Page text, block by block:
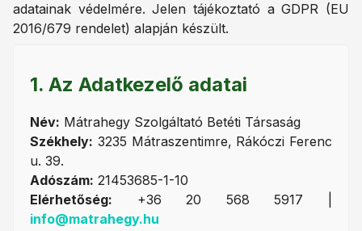
adatainak védelmére. Jelen tájékoztató a GDPR (EU
2016/679 rendelet) alapján készült.
1. Az Adatkezelő adatai
Név: Mátrahegy Szolgáltató Betéti Társaság
Székhely: 3235 Mátraszentimre, Rákóczi Ferenc
u. 39.
Adószám: 21453685-1-10
Elérhetőség: +36 20 568 5917 |
info@matrahegy.hu